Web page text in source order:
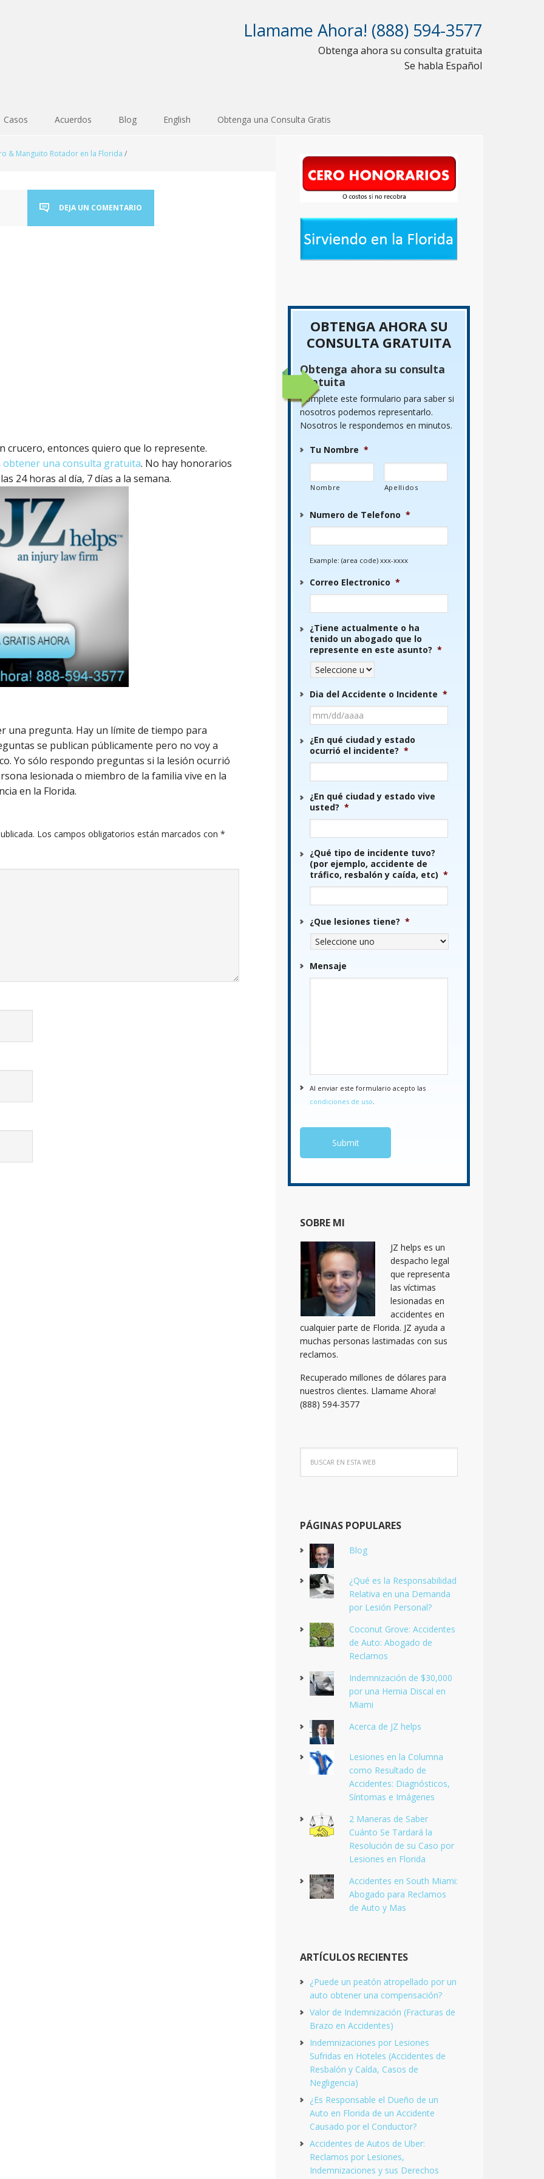
Llamame Ahora! (888) 594-3577
Obtenga ahora su consulta gratuita
Se habla Español
Casos Acuerdos Blog English Obtenga una Consulta Gratis
& Manguito Rotador en la Florida /
DEJA UN COMENTARIO
crucero, entonces quiero que lo represente.
obtener una consulta gratuita. No hay honorarios
24 horas al día, 7 días a la semana.
una pregunta. Hay un límite de tiempo para
se publican públicamente pero no voy a
Yo sólo respondo preguntas si la lesión ocurrió
lesionada o miembro de la familia vive en la
en la Florida.
Los campos obligatorios están marcados con *
OBTENGA AHORA SU
CONSULTA GRATUITA
Obtenga ahora su consulta
gratuita
Complete este formulario para saber si
nosotros podemos representarlo.
Nosotros le respondemos en minutos.
Tu Nombre *
Nombre Apellidos
Numero de Telefono *
Example: (area code) xxx-xxxx
Correo Electronico *
¿Tiene actualmente o ha
tenido un abogado que lo
represente en este asunto? *
Dia del Accidente o Incidente *
barra
AAAA
¿En qué ciudad y estado
ocurrió el incidente? *
¿En qué ciudad y estado vive
usted? *
¿Qué tipo de incidente tuvo?
(por ejemplo, accidente de
tráfico, resbalón y caída, etc) *
¿Que lesiones tiene? *
Mensaje
Al enviar este formulario acepto las
condiciones de uso.
SOBRE MI
JZ helps es un
despacho legal
que representa
las víctimas
lesionadas en
accidentes en
cualquier parte de Florida. JZ ayuda a
muchas personas lastimadas con sus
reclamos.
Recuperado millones de dólares para
nuestros clientes. Llamame Ahora!
(888) 594-3577
PÁGINAS POPULARES
Blog
¿Qué es la Responsabilidad
Relativa en una Demanda
por Lesión Personal?
Coconut Grove: Accidentes
de Auto: Abogado de
Reclamos
Indemnización de $30,000
por una Hernia Discal en
Miami
Acerca de JZ helps
Lesiones en la Columna
como Resultado de
Accidentes: Diagnósticos,
Síntomas e Imágenes
2 Maneras de Saber
Cuánto Se Tardará la
Resolución de su Caso por
Lesiones en Florida
Accidentes en South Miami:
Abogado para Reclamos
de Auto y Mas
ARTÍCULOS RECIENTES
¿Puede un peatón atropellado por un
auto obtener una compensación?
Valor de Indemnización (Fracturas de
Brazo en Accidentes)
Indemnizaciones por Lesiones
Sufridas en Hoteles (Accidentes de
Resbalón y Caída, Casos de
Negligencia)
¿Es Responsable el Dueño de un
Auto en Florida de un Accidente
Causado por el Conductor?
Accidentes de Autos de Uber:
Reclamos por Lesiones,
Indemnizaciones y sus Derechos